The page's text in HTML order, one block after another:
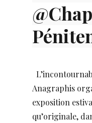
Anagraphis
exposition
qu’originale,